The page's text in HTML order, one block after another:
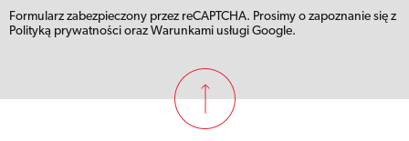
Formularz zabezpieczony przez reCAPTCHA. Prosimy o zapoznanie się z
Polityką prywatności oraz Warunkami usługi Google.